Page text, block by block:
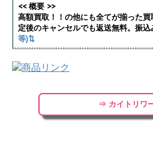
<< 概要 >>
高額買取！！の他にも全てが揃った
定後のキャンセルでも返送無料。振込
等)⇅
⇒ カイトリワ